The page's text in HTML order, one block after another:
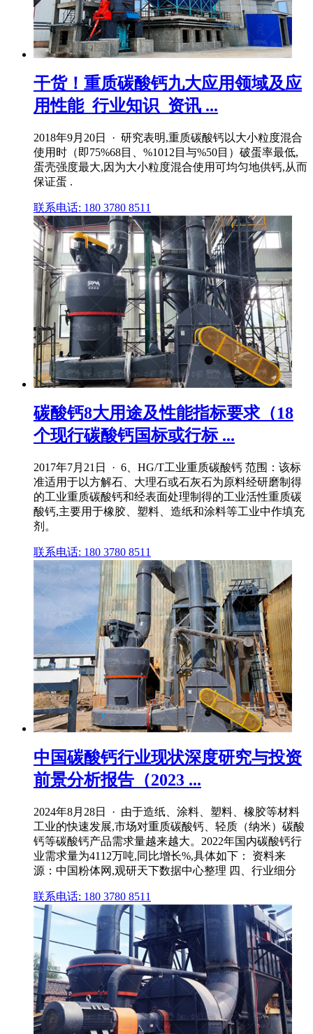
干货！重质碳酸钙九大应用领域及应
用性能_行业知识_资讯 ...
2018年9月20日 · 研究表明,重质碳酸钙以大小粒度混合
使用时（即75%68目、%1012目与%50目）破蛋率最低,
蛋壳强度最大,因为大小粒度混合使用可均匀地供钙,从而
保证蛋 .
联系电话: 180 3780 8511
碳酸钙8大用途及性能指标要求（18
个现行碳酸钙国标或行标 ...
2017年7月21日 · 6、HG/T工业重质碳酸钙 范围：该标
准适用于以方解石、大理石或石灰石为原料经研磨制得
的工业重质碳酸钙和经表面处理制得的工业活性重质碳
酸钙,主要用于橡胶、塑料、造纸和涂料等工业中作填充
剂。
联系电话: 180 3780 8511
中国碳酸钙行业现状深度研究与投资
前景分析报告（2023 ...
2024年8月28日 · 由于造纸、涂料、塑料、橡胶等材料
工业的快速发展,市场对重质碳酸钙、轻质（纳米）碳酸
钙等碳酸钙产品需求量越来越大。2022年国内碳酸钙行
业需求量为4112万吨,同比增长%,具体如下： 资料来
源：中国粉体网,观研天下数据中心整理 四、行业细分
联系电话: 180 3780 8511